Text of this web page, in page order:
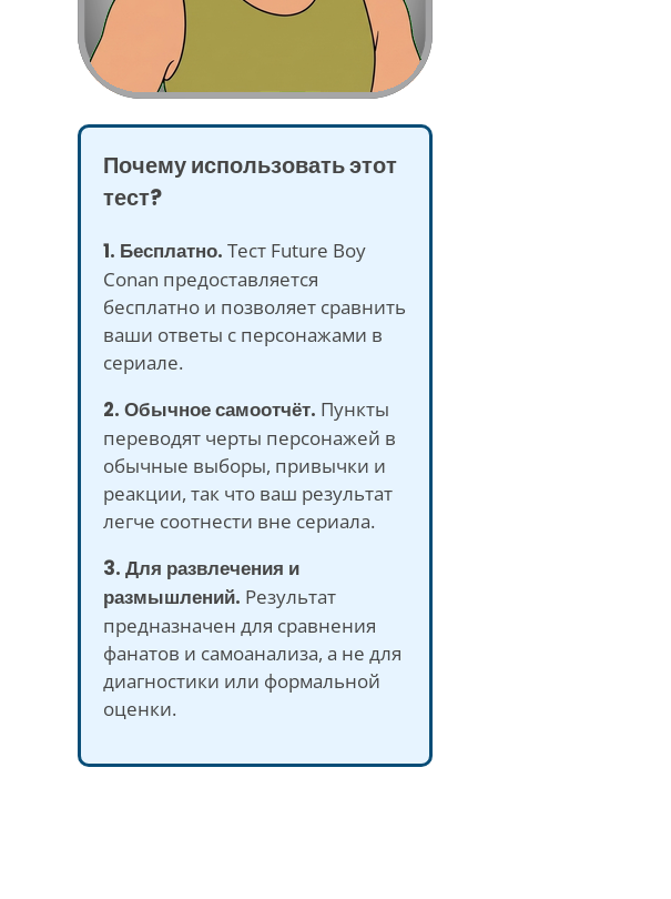
Почему использовать этот
тест?
1. Бесплатно. Тест Future Boy
Conan предоставляется
бесплатно и позволяет сравнить
ваши ответы с персонажами в
сериале.
2. Обычное самоотчёт. Пункты
переводят черты персонажей в
обычные выборы, привычки и
реакции, так что ваш результат
легче соотнести вне сериала.
3. Для развлечения и
размышлений. Результат
предназначен для сравнения
фанатов и самоанализа, а не для
диагностики или формальной
оценки.